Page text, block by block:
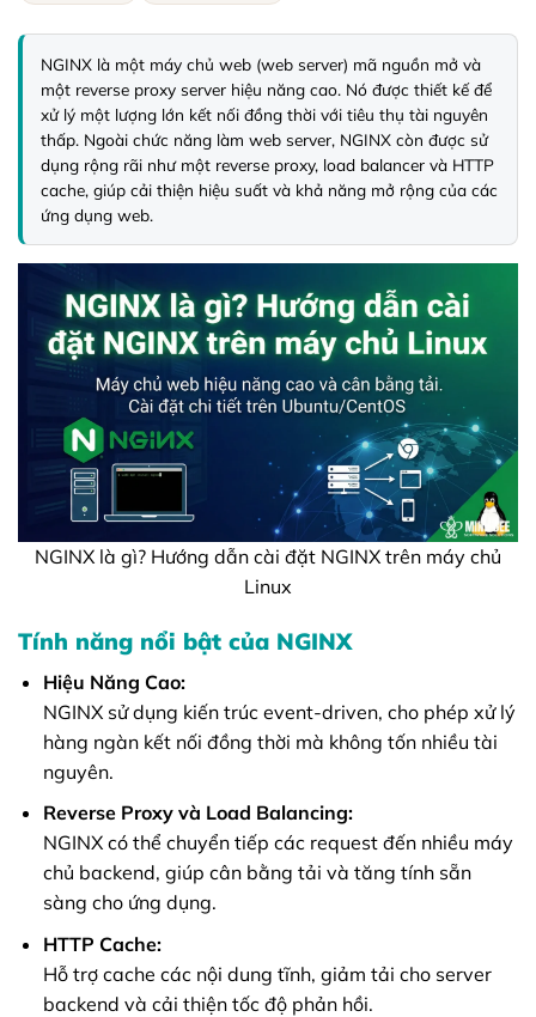
NGINX là một máy chủ web (web server) mã nguồn mở và
một reverse proxy server hiệu năng cao. Nó được thiết kế để
xử lý một lượng lớn kết nối đồng thời với tiêu thụ tài nguyên
thấp. Ngoài chức năng làm web server, NGINX còn được sử
dụng rộng rãi như một reverse proxy, load balancer và HTTP
cache, giúp cải thiện hiệu suất và khả năng mở rộng của các
ứng dụng web.
NGINX là gì? Hướng dẫn cài đặt NGINX trên máy chủ
Linux
Tính năng nổi bật của NGINX
Hiệu Năng Cao:
NGINX sử dụng kiến trúc event-driven, cho phép xử lý
hàng ngàn kết nối đồng thời mà không tốn nhiều tài
nguyên.
Reverse Proxy và Load Balancing:
NGINX có thể chuyển tiếp các request đến nhiều máy
chủ backend, giúp cân bằng tải và tăng tính sẵn
sàng cho ứng dụng.
HTTP Cache:
Hỗ trợ cache các nội dung tĩnh, giảm tải cho server
backend và cải thiện tốc độ phản hồi.